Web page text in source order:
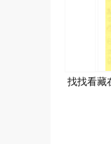
找找看藏